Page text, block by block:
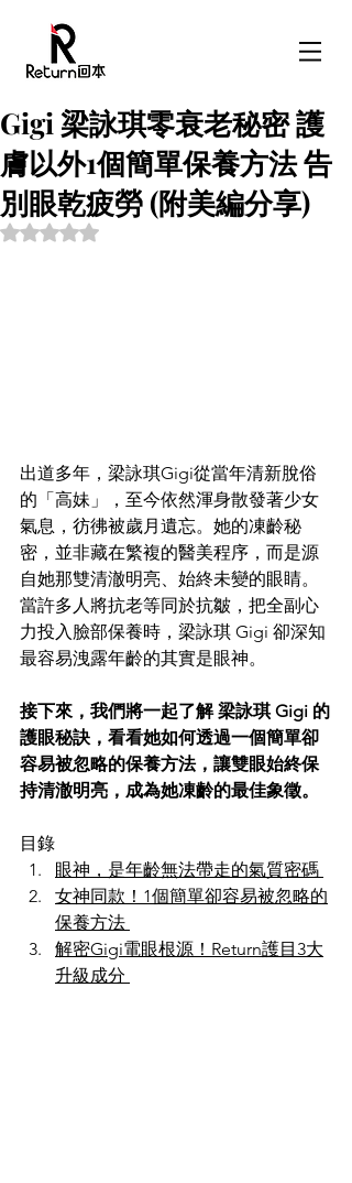
Gigi 梁詠琪零衰老秘密 護
膚以外1個簡單保養方法 告
別眼乾疲勞 (附美編分享)
Rated NaN out of 5 stars.
出道多年，梁詠琪Gigi從當年清新脫俗
的「高妹」，至今依然渾身散發著少女
氣息，彷彿被歲月遺忘。她的凍齡秘
密，並非藏在繁複的醫美程序，而是源
自她那雙清澈明亮、始終未變的眼睛。
當許多人將抗老等同於抗皺，把全副心
力投入臉部保養時，梁詠琪 Gigi 卻深知
最容易洩露年齡的其實是眼神。
接下來，我們將一起了解 梁詠琪 Gigi 的
護眼秘訣，看看她如何透過一個簡單卻
容易被忽略的保養方法，讓雙眼始終保
持清澈明亮，成為她凍齡的最佳象徵。
目錄
眼神，是年齡無法帶走的氣質密碼
女神同款！1個簡單卻容易被忽略的
保養方法
解密Gigi電眼根源！Return護目3大
升級成分